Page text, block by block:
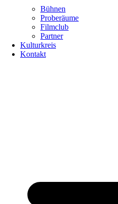
Bühnen
Proberäume
Filmclub
Partner
Kulturkreis
Kontakt